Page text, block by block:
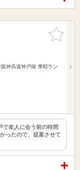
お気に入
りに追加
神高速神戸線 摩耶ラン
友人に会う前の時間
ったので、提案させて